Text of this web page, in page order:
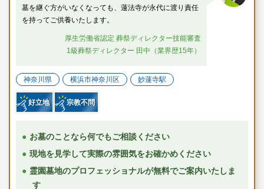
墓を継ぐ方がいなくなっても、蓮法寺が永代に渡り責任
を持ってご供養いたします。
厚生労働省認定 葬祭ディレクター技能審査
1級葬祭ディレクター 田中（業界歴15年）
神奈川県 横浜市神奈川区 妙蓮寺駅
好立地 宗教不問
お墓のことなら何でもご相談ください
現地を見学して実際の雰囲気をお確かめください
霊園墓地のプロフェッショナルが無料でご案内いたしま
す